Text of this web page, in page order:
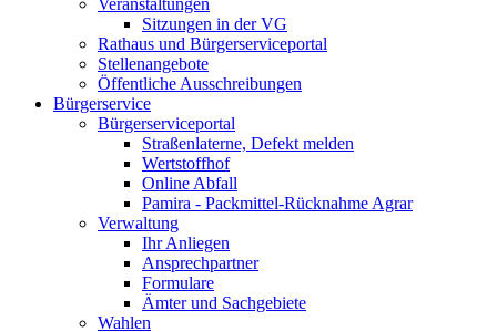
Veranstaltungen
Sitzungen in der VG
Rathaus und Bürgerserviceportal
Stellenangebote
Öffentliche Ausschreibungen
Bürgerservice
Bürgerserviceportal
Straßenlaterne, Defekt melden
Wertstoffhof
Online Abfall
Pamira - Packmittel-Rücknahme Agrar
Verwaltung
Ihr Anliegen
Ansprechpartner
Formulare
Ämter und Sachgebiete
Wahlen